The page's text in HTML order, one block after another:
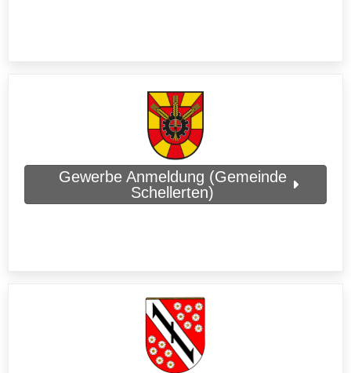
Gewerbe Anmeldung (Gemeinde
Schellerten)